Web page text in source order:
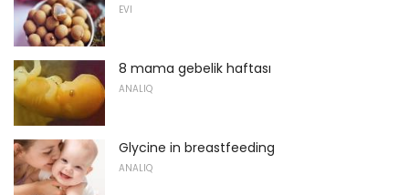
EVI
8 mama gebelik haftası
ANALIQ
Glycine in breastfeeding
ANALIQ